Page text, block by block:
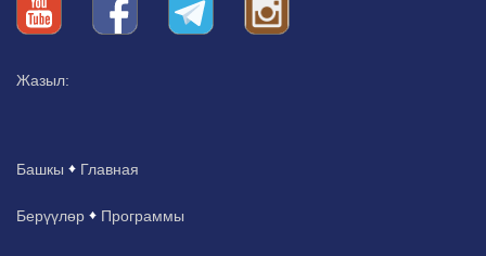
Жазыл:
Башкы Главная
Берүүлөр Программы